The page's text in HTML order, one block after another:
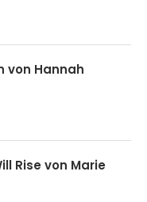
von Hannah
Rise von Marie